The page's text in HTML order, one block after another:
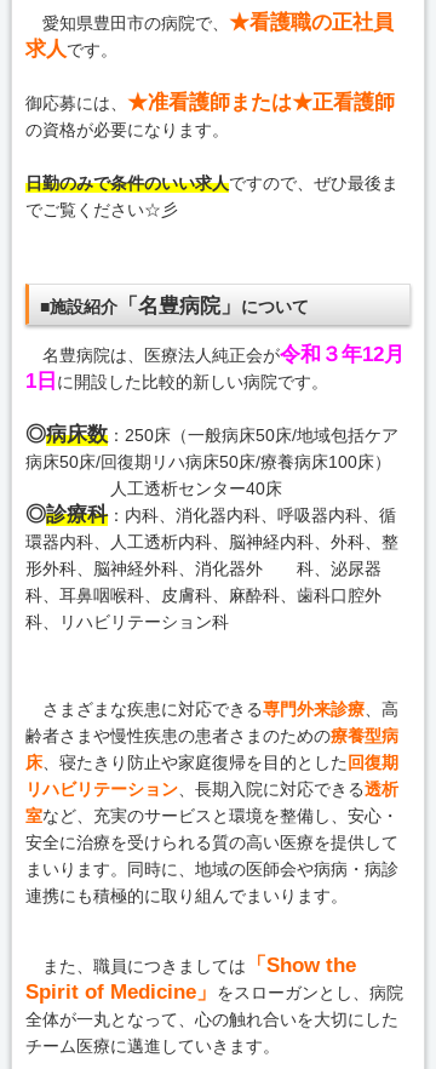
愛知県豊田市の病院で、★看護職の正社員
求人です。
御応募には、★准看護師または★正看護師
の資格が必要になります。
日勤のみで条件のいい求人ですので、ぜひ最後ま
でご覧ください☆彡
■施設紹介「名豊病院」 について
名豊病院は、医療法人純正会が令和３年12月
1日 に開設した比較的新しい病院です。
◎病床数 ：250床（一般病床50床/地域包括ケア
病床50床/回復期リハ病床50床/療養病床100床）
人工透析センター40床
◎診療科：内科、消化器内科、呼吸器内科、循
環器内科、人工透析内科、脳神経内科、外科、整
形外科、脳神経外科、消化器外 科、泌尿器
科、耳鼻咽喉科、皮膚科、麻酔科、歯科口腔外
科、リハビリテーション科
さまざまな疾患に対応できる専門外来診療、高
齢者さまや慢性疾患の患者さまのための療養型病
床、寝たきり防止や家庭復帰を目的とした 回復期
リハビリテーション、長期入院に対応できる透析
室など、充実のサービスと環境を整備し、安心・
安全に治療を受けられる質の高い医療を提供して
まいります。同時に、地域の医師会や病病・病診
連携にも積極的に取り組んでまいります。
また、職員につきましては
「Show the
Spirit of Medicine」
をスローガンとし、病院
全体が一丸となって、心の触れ合いを大切にした
チーム医療に邁進していきます。